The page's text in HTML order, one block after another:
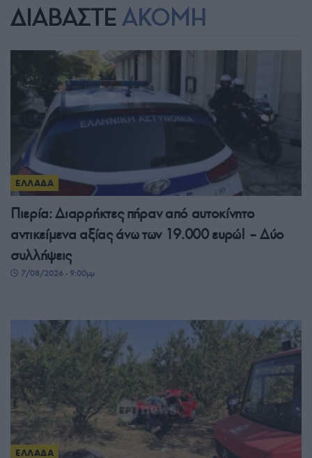
ΔΙΑΒΑΣΤΕ ΑΚΟΜΗ
ΕΛΛΑΔΑ
Πιερία: Διαρρήκτες πήραν από αυτοκίνητο
αντικείμενα αξίας άνω των 19.000 ευρώ! – Δύο
συλλήψεις
7/08/2026 - 9:00μμ
ΕΛΛΑΔΑ